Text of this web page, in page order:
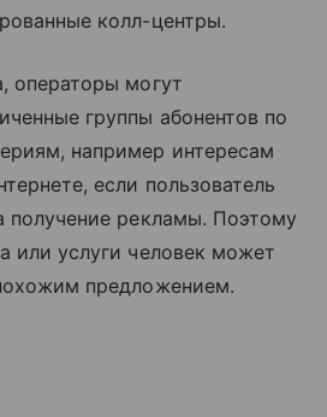
колл-центры.
операторы могут
группы абонентов по
например интересам
если пользователь
получение рекламы. Поэтому
или услуги человек может
предложением.